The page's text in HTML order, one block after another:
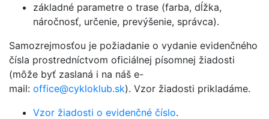
základné parametre o trase (farba, dĺžka,
náročnosť, určenie, prevýšenie, správca).
Samozrejmosťou je požiadanie o vydanie evidenčného
čísla prostredníctvom oficiálnej písomnej žiadosti
(môže byť zaslaná i na náš e-
mail: office@cykloklub.sk). Vzor žiadosti prikladáme.
Vzor žiadosti o evidenčné číslo.